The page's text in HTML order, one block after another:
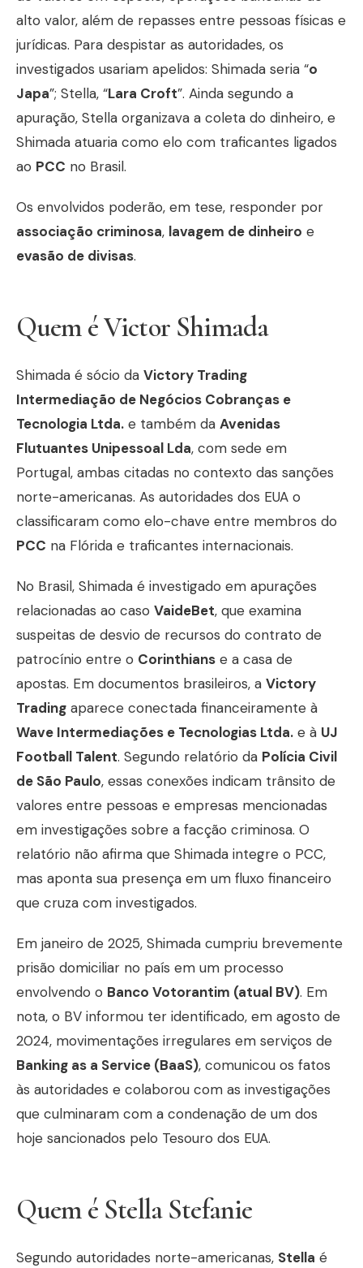
alto valor, além de repasses entre pessoas físicas e
jurídicas. Para despistar as autoridades, os
investigados usariam apelidos: Shimada seria “o
Japa”; Stella, “Lara Croft”. Ainda segundo a
apuração, Stella organizava a coleta do dinheiro, e
Shimada atuaria como elo com traficantes ligados
ao PCC no Brasil.
Os envolvidos poderão, em tese, responder por
associação criminosa, lavagem de dinheiro e
evasão de divisas.
Quem é Victor Shimada
Shimada é sócio da Victory Trading
Intermediação de Negócios Cobranças e
Tecnologia Ltda. e também da Avenidas
Flutuantes Unipessoal Lda, com sede em
Portugal, ambas citadas no contexto das sanções
norte-americanas. As autoridades dos EUA o
classificaram como elo-chave entre membros do
PCC na Flórida e traficantes internacionais.
No Brasil, Shimada é investigado em apurações
relacionadas ao caso VaideBet, que examina
suspeitas de desvio de recursos do contrato de
patrocínio entre o Corinthians e a casa de
apostas. Em documentos brasileiros, a Victory
Trading aparece conectada financeiramente à
Wave Intermediações e Tecnologias Ltda. e à UJ
Football Talent. Segundo relatório da Polícia Civil
de São Paulo, essas conexões indicam trânsito de
valores entre pessoas e empresas mencionadas
em investigações sobre a facção criminosa. O
relatório não afirma que Shimada integre o PCC,
mas aponta sua presença em um fluxo financeiro
que cruza com investigados.
Em janeiro de 2025, Shimada cumpriu brevemente
prisão domiciliar no país em um processo
envolvendo o Banco Votorantim (atual BV). Em
nota, o BV informou ter identificado, em agosto de
2024, movimentações irregulares em serviços de
Banking as a Service (BaaS), comunicou os fatos
às autoridades e colaborou com as investigações
que culminaram com a condenação de um dos
hoje sancionados pelo Tesouro dos EUA.
Quem é Stella Stefanie
Segundo autoridades norte-americanas, Stella é